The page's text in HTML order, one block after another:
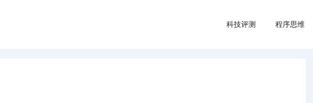
科技评测 程序思维